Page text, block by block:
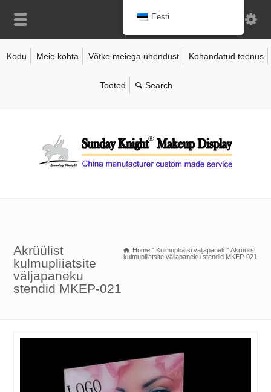
Kodu Meie kohta Võtke meiega ühendust Kohandatud teenus
Tooted
Akrüülist
kulmupliiatsite
väljapaneku
stendid MKEP-021
Home " Kulmupliiatsi väljapanek "Akrüülist
kulmupliiatsite väljapaneku stendid MKEP-021
Eesti